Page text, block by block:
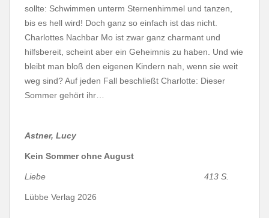
sollte: Schwimmen unterm Sternenhimmel und tanzen,
bis es hell wird! Doch ganz so einfach ist das nicht.
Charlottes Nachbar Mo ist zwar ganz charmant und
hilfsbereit, scheint aber ein Geheimnis zu haben. Und wie
bleibt man bloß den eigenen Kindern nah, wenn sie weit
weg sind? Auf jeden Fall beschließt Charlotte: Dieser
Sommer gehört ihr…
Astner, Lucy
Kein Sommer ohne August
Liebe 413 S.
Lübbe Verlag 2026